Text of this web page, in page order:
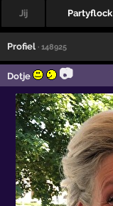
Jij Partyflock
Profiel · 148925
Dotje 📷